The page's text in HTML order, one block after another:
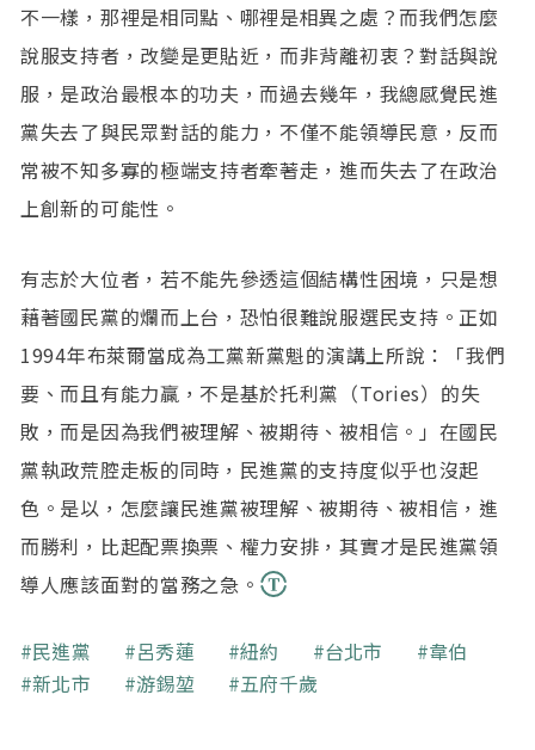
不一樣，那裡是相同點、哪裡是相異之處？而我們怎麼
說服支持者，改變是更貼近，而非背離初衷？對話與說
服，是政治最根本的功夫，而過去幾年，我總感覺民進
黨失去了與民眾對話的能力，不僅不能領導民意，反而
常被不知多寡的極端支持者牽著走，進而失去了在政治
上創新的可能性。
有志於大位者，若不能先參透這個結構性困境，只是想
藉著國民黨的爛而上台，恐怕很難說服選民支持。正如
1994年布萊爾當成為工黨新黨魁的演講上所說：「我們
要、而且有能力贏，不是基於托利黨（Tories）的失
敗，而是因為我們被理解、被期待、被相信。」在國民
黨執政荒腔走板的同時，民進黨的支持度似乎也沒起
色。是以，怎麼讓民進黨被理解、被期待、被相信，進
而勝利，比起配票換票、權力安排，其實才是民進黨領
導人應該面對的當務之急。
關鍵字
民進黨 呂秀蓮 紐約 台北市
韋伯
新北市
游錫堃 五府千歲